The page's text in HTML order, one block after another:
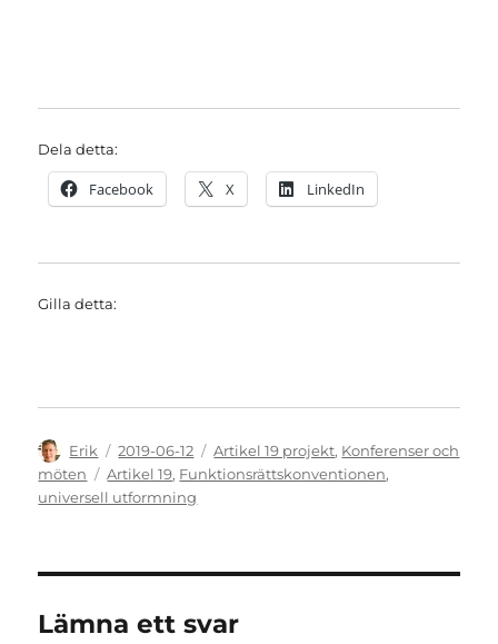
Dela detta:
Facebook X LinkedIn
Gilla detta:
Författare
Erik
Publicerat
den
2019-06-12 Kategorier
Artikel 19 projekt, Konferenser och
möten
Etiketter
Artikel 19, Funktionsrättskonventionen,
universell utformning
Lämna ett svar